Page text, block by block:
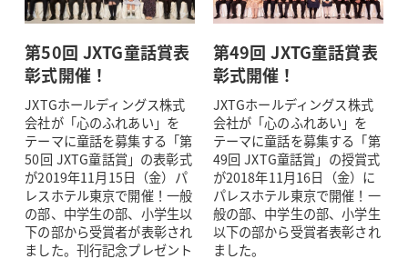
第50回 JXTG童話賞表
彰式開催！
JXTGホールディングス株式
会社が「心のふれあい」を
テーマに童話を募集する「第
50回 JXTG童話賞」の表彰式
が2019年11月15日（金）パ
レスホテル東京で開催！一般
の部、中学生の部、小学生以
下の部から受賞者が表彰され
ました。刊行記念プレゼント
第49回 JXTG童話賞表
彰式開催！
JXTGホールディングス株式
会社が「心のふれあい」を
テーマに童話を募集する「第
49回 JXTG童話賞」の授賞式
が2018年11月16日（金）に
パレスホテル東京で開催！一
般の部、中学生の部、小学生
以下の部から受賞者表彰され
ました。